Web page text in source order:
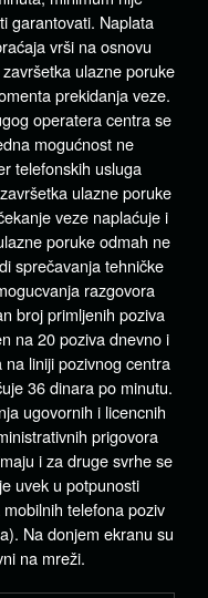
garantovati. Naplata
vrši na osnovu
ulazne poruke
prekidanja veze.
operatera centra se
mogućnost ne
telefonskih usluga
ulazne poruke
veze naplaćuje i
poruke odmah ne
sprečavanja tehničke
razgovora
broj primljenih poziva
na 20 poziva dnevno i
liniji pozivnog centra
36 dinara po minutu.
ugovornih i licencnih
prigovora
i za druge svrhe se
uvek u potpunosti
telefona poziv
Na donjem ekranu su
na mreži.